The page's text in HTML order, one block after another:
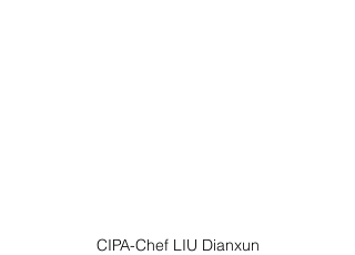
CIPA-Chef LIU Dianxun